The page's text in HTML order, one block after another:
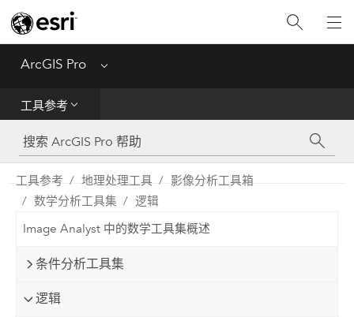
ArcGIS Pro Menu
工具参考
工具参考
Python
SDK
工具参考 地理处理工具
影像分析工具箱
数学分析工具集
逻辑
Image Analyst 中的数学工具集概述
条件分析工具集
逻辑